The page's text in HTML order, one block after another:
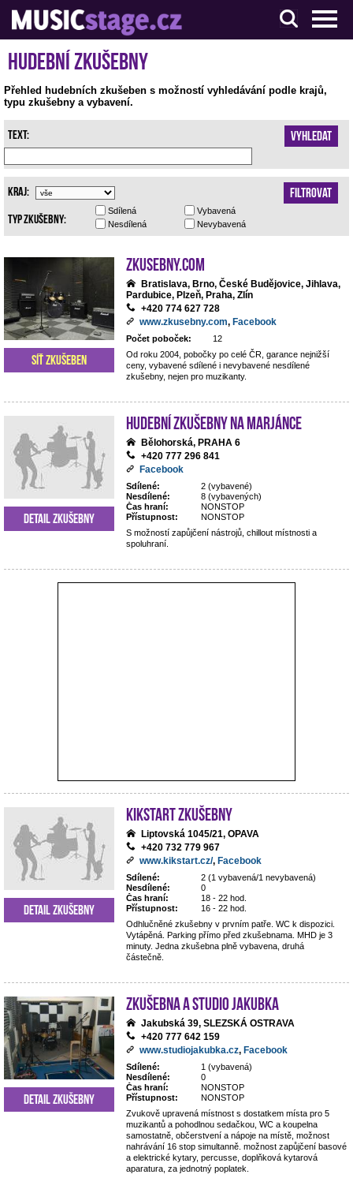
S muzikanty pro muzikanty
Hudební zkušebny
Přehled hudebních zkušeben s možností vyhledávání podle krajů,
typu zkušebny a vybavení.
Vyhledat
Text:
Filtrovat
Kraj:
Vybavená
Nevybavená
Sdílená
Nesdílená
Typ zkušebny:
Zkusebny.com
Bratislava, Brno, České Budějovice, Jihlava,
Pardubice, Plzeň, Praha, Zlín
+420 774 627 728
www.zkusebny.com, Facebook
Počet poboček:
12
Od roku 2004, pobočky po celé ČR, garance nejnižší
ceny, vybavené sdílené i nevybavené nesdílené
zkušebny, nejen pro muzikanty.
Síť zkušeben
Hudební zkušebny Na Marjánce
Bělohorská, PRAHA 6
+420 777 296 841
Facebook
Sdílené:
2 (vybavené)
Nesdílené:
8 (vybavených)
Čas hraní:
NONSTOP
Přístupnost:
NONSTOP
S možností zapůjčení nástrojů, chillout místnosti a
spoluhraní.
Detail zkušebny
Kikstart zkušebny
Liptovská 1045/21, OPAVA
+420 732 779 967
www.kikstart.cz/, Facebook
Sdílené:
2 (1 vybavená/1 nevybavená)
Nesdílené:
0
Čas hraní:
18 - 22 hod.
Přístupnost:
16 - 22 hod.
Odhlučněné zkušebny v prvním patře. WC k dispozici.
Vytápěná. Parking přímo před zkušebnama. MHD je 3
minuty. Jedna zkušebna plně vybavena, druhá
částečně.
Detail zkušebny
Zkušebna a studio Jakubka
Jakubská 39, SLEZSKÁ OSTRAVA
+420 777 642 159
www.studiojakubka.cz, Facebook
Sdílené:
1 (vybavená)
Nesdílené:
0
Čas hraní:
NONSTOP
Přístupnost:
NONSTOP
Zvukově upravená místnost s dostatkem místa pro 5
muzikantů a pohodlnou sedačkou, WC a koupelna
samostatně, občerstvení a nápoje na místě, možnost
nahrávání 16 stop simultanně. možnost zapůjčení basové
a elektrické kytary, percusse, doplňková kytarová
aparatura, za jednotný poplatek.
Detail zkušebny